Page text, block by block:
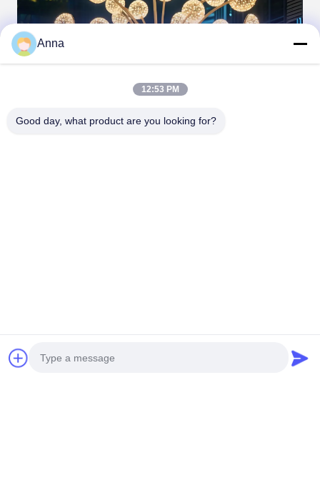
Anna
12:53 PM
Good day, what product are you looking for?